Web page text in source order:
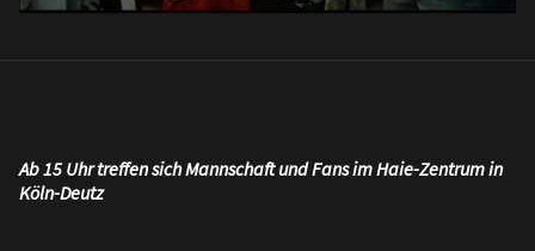
Ab 15 Uhr treffen sich Mannschaft und Fans im Haie-Zentrum in
Köln-Deutz